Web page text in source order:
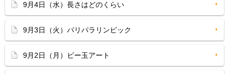
9月4日（水）長さはどのくらい
9月3日（火）パリパラリンピック
9月2日（月）ビー玉アート